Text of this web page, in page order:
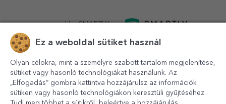
powered bySMARTLY.ro
Ez a weboldal sütiket használ
Olyan célokra, mint a személyre szabott tartalom megjelenítése,
sütiket vagy hasonló technológiákat használunk. Az
„Elfogadás” gombra kattintva hozzájárulsz az információk
sütiken vagy hasonló technológiákon keresztüli gyűjtéséhez.